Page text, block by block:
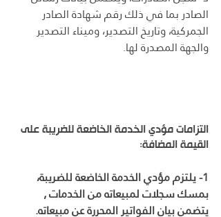
الصادر بما في ذلك رقم شهادة الصادر
الجمركية، وتاريخ التصدير، وميناء التصدير
والجهة المصدرة لها.
التزامات مؤدي الخدمة الخاضعة للضريبة على
القيمة المضافة:
1- يلتزم مؤدي الخدمة الخاضعة للضريبة،
بمسك سجلات لمبيعاته من الخدمات ,
يتضمن بيان الفواتير المحررة عن مبيعاته.